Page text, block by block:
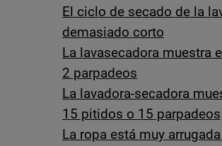
El ciclo de secado de la
demasiado corto
La lavasecadora muestra
2 parpadeos
La lavadora-secadora
15 pitidos o 15 parpadeos
La ropa está muy